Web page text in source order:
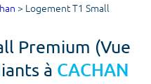
> Logement T1 Small
Premium (Vue
à CACHAN